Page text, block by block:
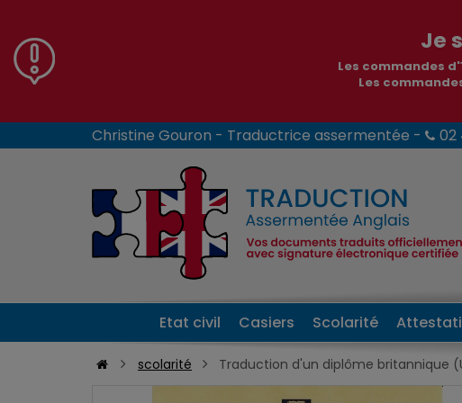
Je
Les commandes
Les
Christine Gouron - Traductrice assermentée - 02
Etat civil Casiers Scolarité
scolarité Traduction d'un diplôme britannique